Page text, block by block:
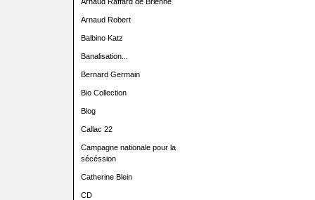
Arnaud Robert
Balbino Katz
Banalisation...
Bernard Germain
Bio Collection
Blog
Callac 22
Campagne nationale pour la
sécéssion
Catherine Blein
CD